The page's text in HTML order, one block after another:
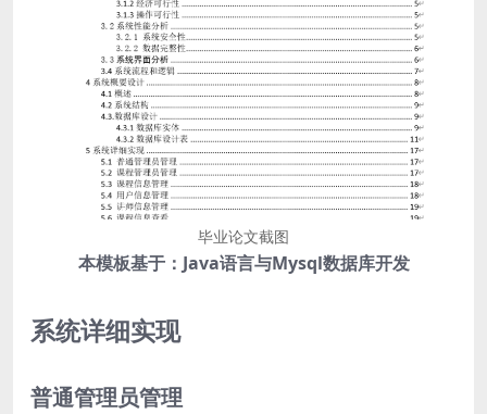
毕业论文截图
本模板基于：Java语言与Mysql数据库开发
系统详细实现
普通管理员管理